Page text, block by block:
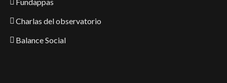
Charlas del observatorio
Balance Social